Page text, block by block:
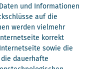
und Informationen
auf die
werden vielmehr
korrekt
sowie die
dauerhafte